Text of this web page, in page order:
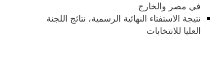
في مصر والخارج
نتيجة الاستفتاء النهائية الرسمية، نتائج اللجنة
العليا للانتخابات